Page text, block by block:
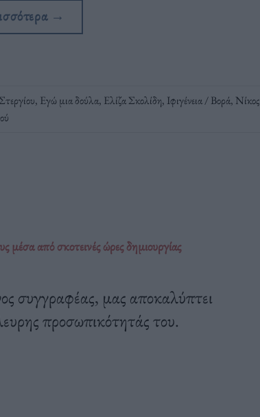
→
, Εγώ μια δούλα, Ελίζα Σκολίδη, Ιφιγένεια / Βορά, Νίκος
από σκοτεινές ώρες δημιουργίας
συγγραφέας, μας αποκαλύπτει
προσωπικότητάς του.